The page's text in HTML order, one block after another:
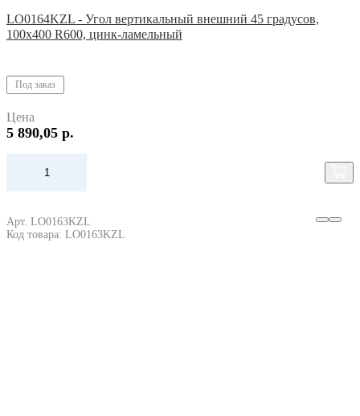
LO0164KZL - Угол вертикальный внешний 45 градусов,
100х400 R600, цинк-ламельный
Под заказ
Цена
5 890,05 р.
Арт. LO0163KZL
Код товара: LO0163KZL